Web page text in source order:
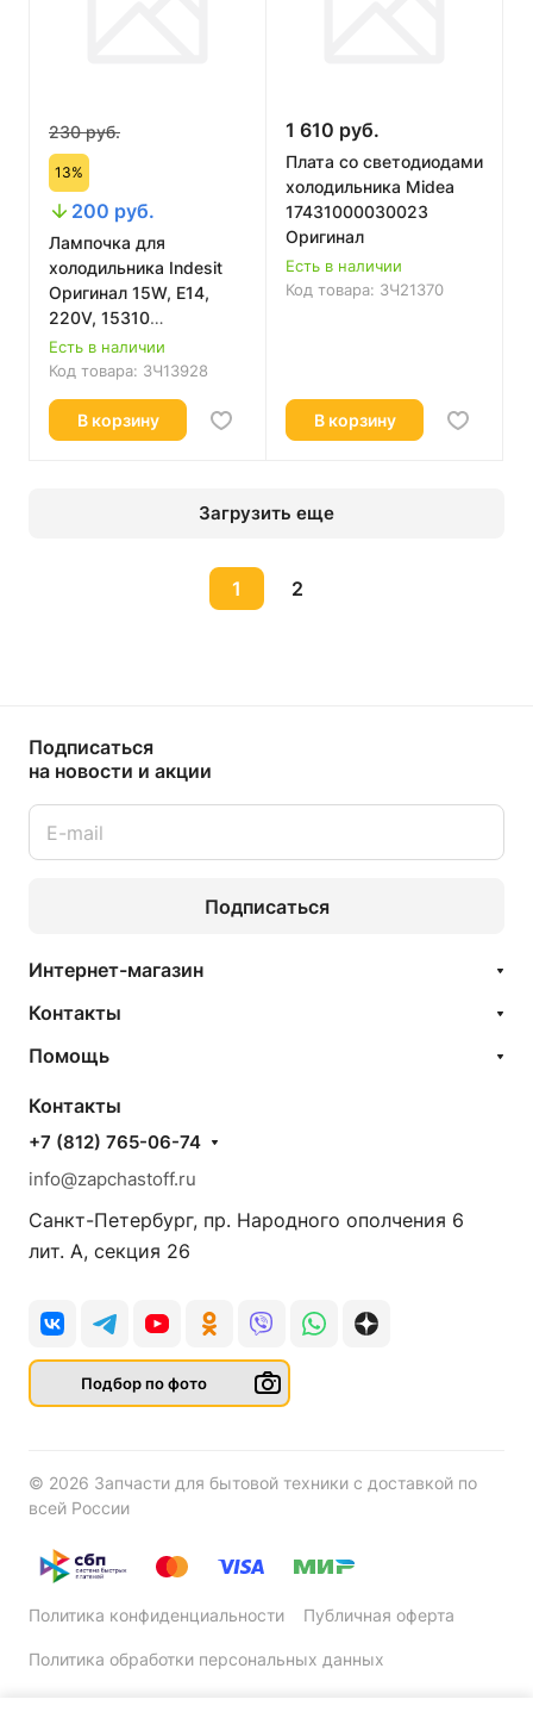
230 руб.
13%
200 руб.
Лампочка для
холодильника Indesit
Оригинал 15W, E14,
220V, 15310
C00851055
Есть в наличии
Код товара: ЗЧ13928
В корзину
1 610 руб.
Плата со светодиодами
холодильника Midea
17431000030023
Оригинал
Есть в наличии
Код товара: ЗЧ21370
В корзину
Загрузить еще
1 2
Подписаться
на новости и акции
Подписаться
Интернет-магазин
Контакты
Помощь
Контакты
+7 (812) 765-06-74
info@zapchastoff.ru
Санкт-Петербург, пр. Народного ополчения 6
лит. А, секция 26
Подбор по фото
© 2026 Запчасти для бытовой техники с доставкой по
всей России
Политика конфиденциальности Публичная оферта
Политика обработки персональных данных